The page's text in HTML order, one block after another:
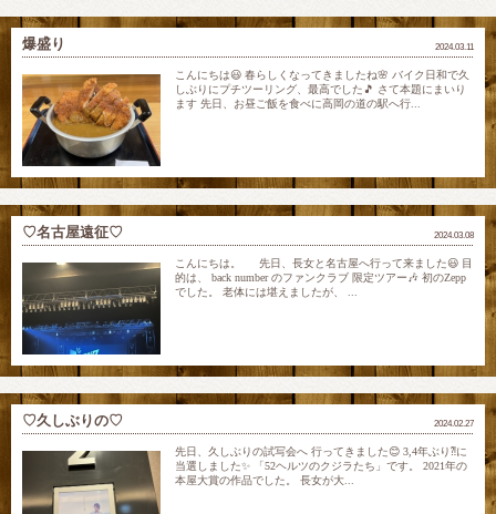
2024.03.11
爆盛り
こんにちは😃 春らしくなってきましたね🌸 バイク日和で久
しぶりにプチツーリング、最高でした🎵 さて本題にまいり
ます 先日、お昼ご飯を食べに高岡の道の駅へ行...
2024.03.08
♡名古屋遠征♡
こんにちは。 先日、長女と名古屋へ行って来ました😃 目
的は、 back number のファンクラブ 限定ツアー🎶 初のZepp
でした。 老体には堪えましたが、 ...
2024.02.27
♡久しぶりの♡
先日、久しぶりの試写会へ 行ってきました😊 3,4年ぶり⁈に
当選しました✨ 「52ヘルツのクジラたち」です。 2021年の
本屋大賞の作品でした。 長女が大...